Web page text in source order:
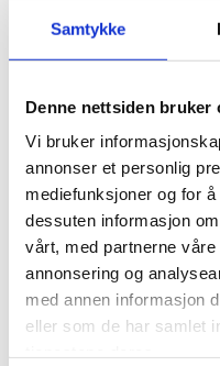
Samtykke
Denne nettsiden bruker
Vi bruker
annonser et personlig
mediefunksjoner og for
dessuten informasjon
vårt, med partnerne
annonsering og
med annen informasjon
eller som de har samlet
pris på at vi er innom
om hva slags
jobbhåndbok der det
og noen kjærligheter
Vi i LO Vestfold og
sommerpatrulje, og
God sommer!